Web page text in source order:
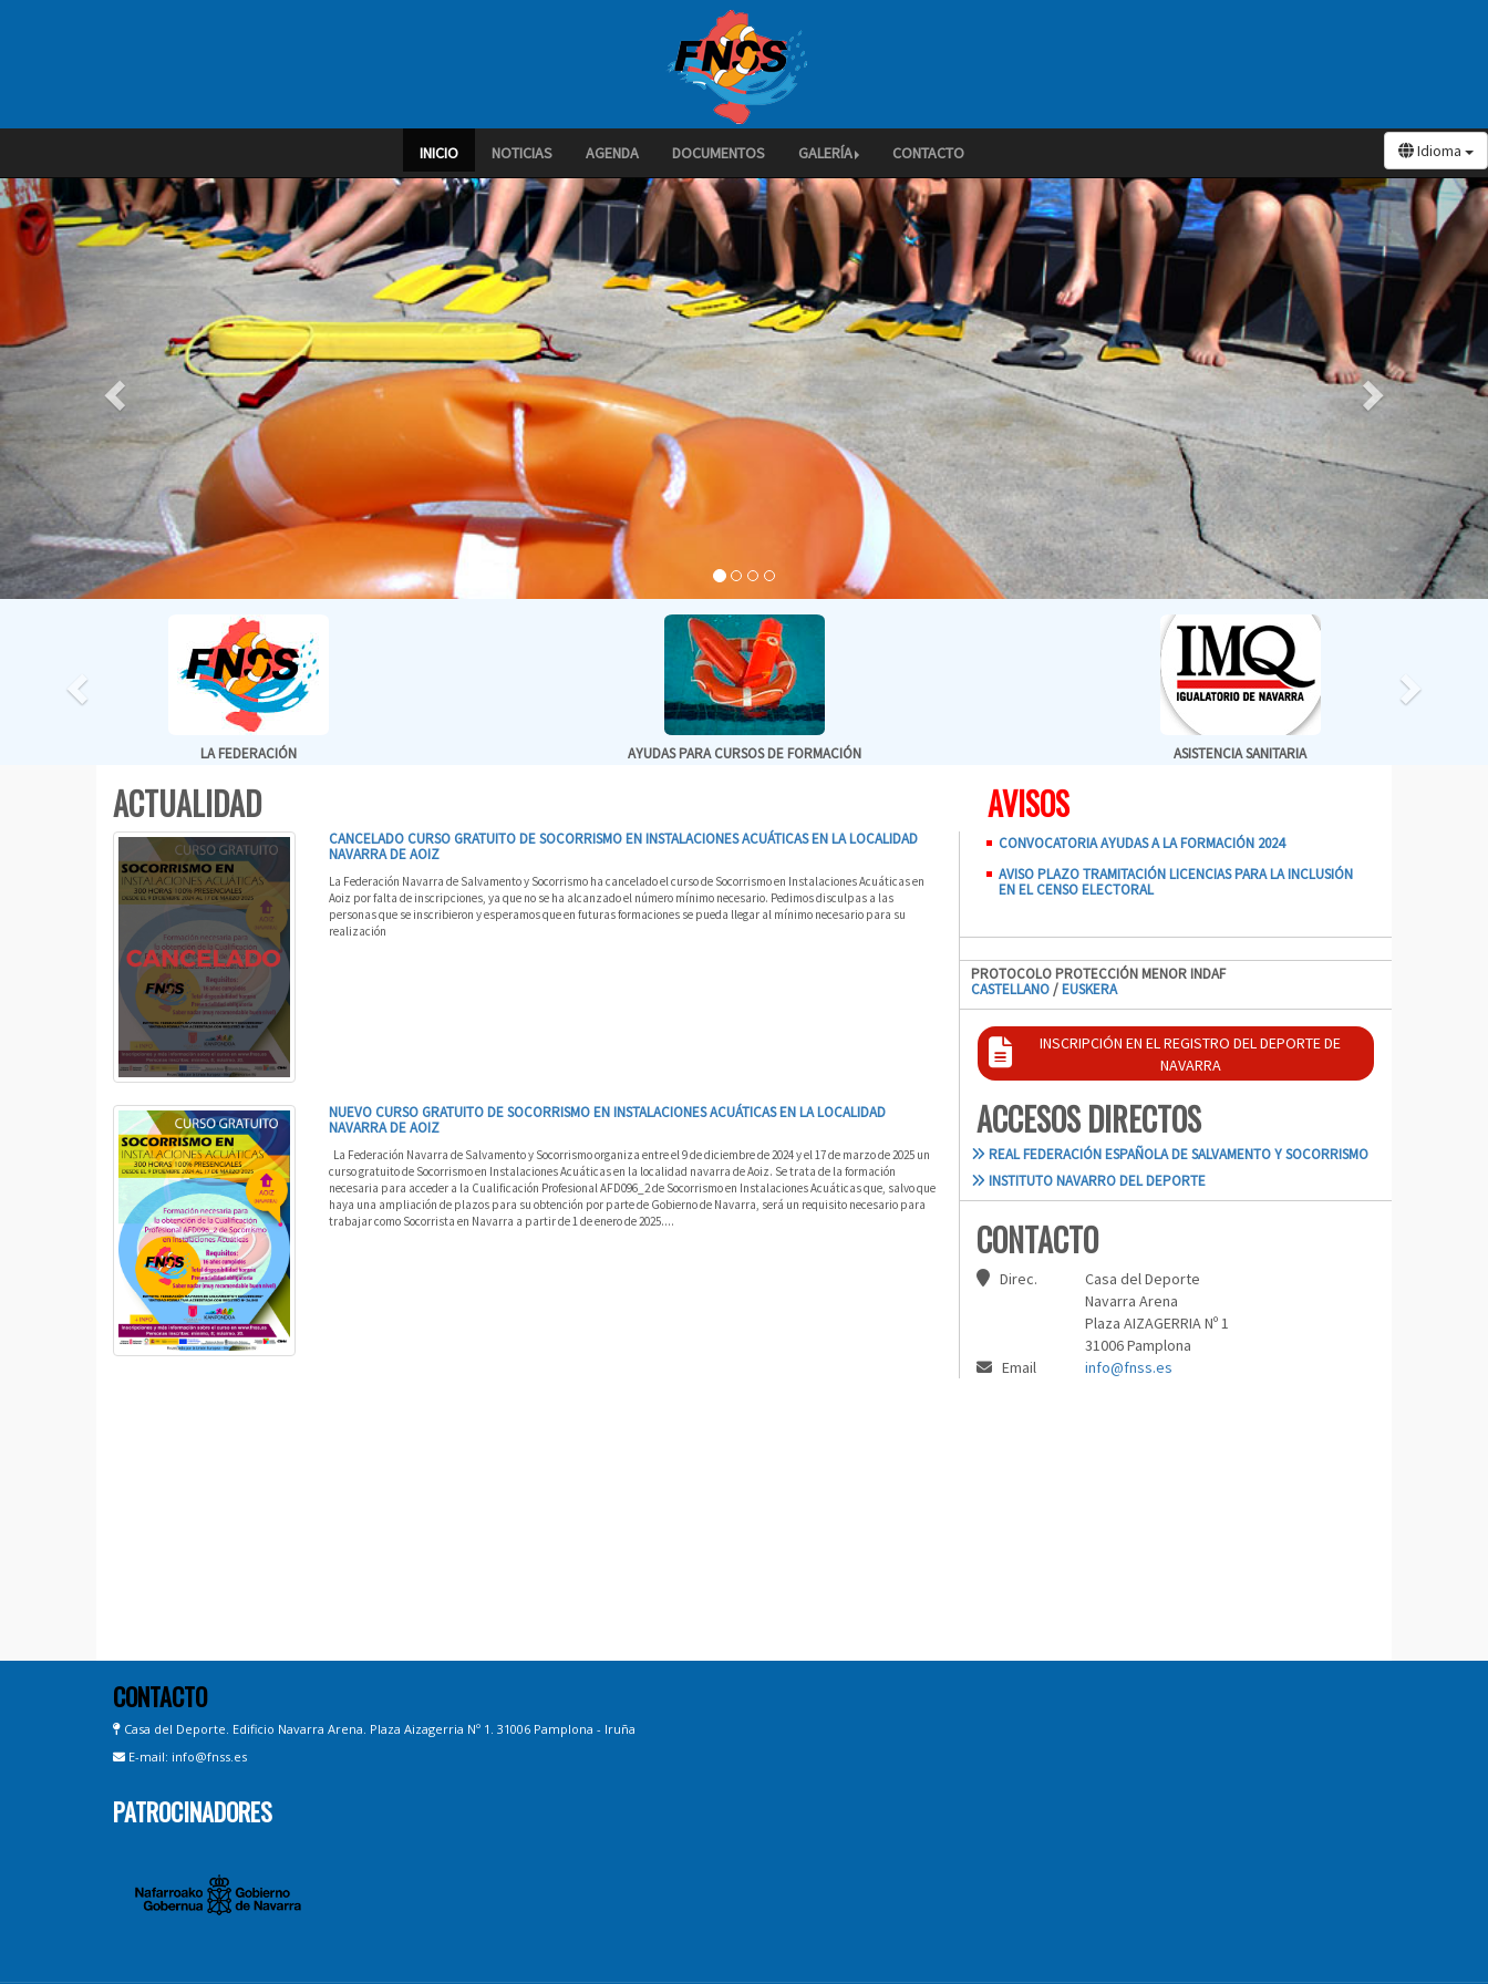
INICIO NOTICIAS AGENDA DOCUMENTOS GALERÍA CONTACTO Idioma
Anterior Siguiente
LA FEDERACIÓN AYUDAS PARA CURSOS DE FORMACIÓN ASISTENCIA SANITARIA
ACTUALIDAD
CANCELADO CURSO GRATUITO DE SOCORRISMO EN INSTALACIONES ACUÁTICAS EN LA LOCALIDAD
NAVARRA DE AOIZ
La Federación Navarra de Salvamento y Socorrismo ha cancelado el curso de Socorrismo en Instalaciones Acuáticas en
Aoiz por falta de inscripciones, ya que no se ha alcanzado el número mínimo necesario. Pedimos disculpas a las
personas que se inscribieron y esperamos que en futuras formaciones se pueda llegar al mínimo necesario para su
realización
NUEVO CURSO GRATUITO DE SOCORRISMO EN INSTALACIONES ACUÁTICAS EN LA LOCALIDAD
NAVARRA DE AOIZ
La Federación Navarra de Salvamento y Socorrismo organiza entre el 9 de diciembre de 2024 y el 17 de marzo de 2025 un
curso gratuito de Socorrismo en Instalaciones Acuáticas en la localidad navarra de Aoiz. Se trata de la formación
necesaria para acceder a la Cualificación Profesional AFD096_2 de Socorrismo en Instalaciones Acuáticas que, salvo que
haya una ampliación de plazos para su obtención por parte de Gobierno de Navarra, será un requisito necesario para
trabajar como Socorrista en Navarra a partir de 1 de enero de 2025....
AVISOS
CONVOCATORIA AYUDAS A LA FORMACIÓN 2024
AVISO PLAZO TRAMITACIÓN LICENCIAS PARA LA INCLUSIÓN
EN EL CENSO ELECTORAL
PROTOCOLO PROTECCIÓN MENOR INDAF
CASTELLANO/EUSKERA
INSCRIPCIÓN EN EL REGISTRO DEL DEPORTE DE
NAVARRA
ACCESOS DIRECTOS
REAL FEDERACIÓN ESPAÑOLA DE SALVAMENTO Y SOCORRISMO
INSTITUTO NAVARRO DEL DEPORTE
CONTACTO
Direc.
Casa del Deporte
Navarra Arena
Plaza AIZAGERRIA Nº 1
31006 Pamplona
Email
info@fnss.es
CONTACTO
Casa del Deporte. Edificio Navarra Arena. Plaza Aizagerria Nº 1. 31006 Pamplona - Iruña
E-mail: info@fnss.es
PATROCINADORES